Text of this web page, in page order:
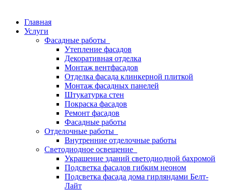
Главная
Услуги
Фасадные работы
Утепление фасадов
Декоративная отделка
Монтаж вентфасадов
Отделка фасада клинкерной плиткой
Монтаж фасадных панелей
Штукатурка стен
Покраска фасадов
Ремонт фасадов
Фасадные работы
Отделочные работы
Внутренние отделочные работы
Светодиодное освещение
Украшение зданий светодиодной бахромой
Подсветка фасадов гибким неоном
Подсветка фасада дома гирляндами Белт-
Лайт